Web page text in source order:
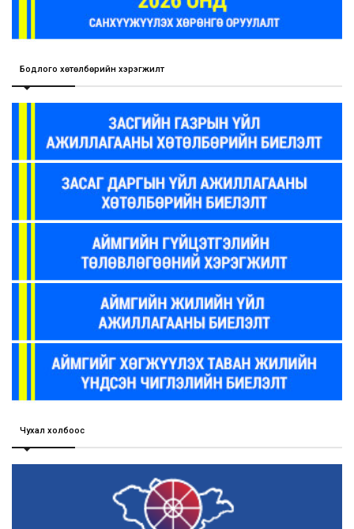
Бодлого хөтөлбөрийн хэрэгжилт
Чухал холбоос